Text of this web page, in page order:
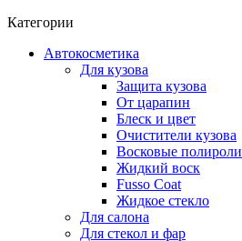
Категории
Автокосметика
Для кузова
Защита кузова
От царапин
Блеск и цвет
Очистители кузова
Восковые полироли
Жидкий воск
Fusso Coat
Жидкое стекло
Для салона
Для стекол и фар